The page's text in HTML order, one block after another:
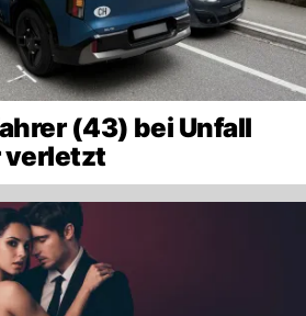
(43) bei Unfall